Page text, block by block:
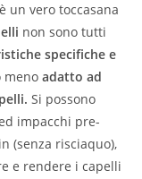
è un vero toccasana
non sono tutti
specifiche e
meno adatto ad
Si possono
impacchi pre-
(senza risciaquo),
e rendere i capelli